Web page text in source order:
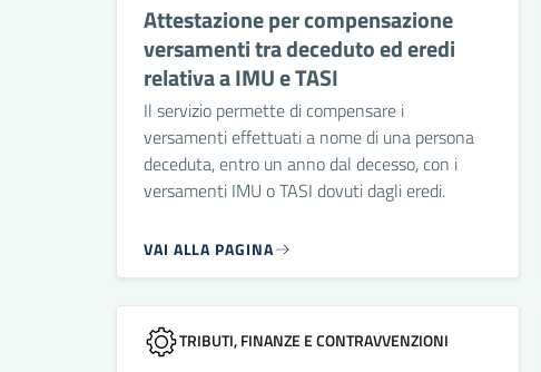
Attestazione per compensazione
versamenti tra deceduto ed eredi
relativa a IMU e TASI
Il servizio permette di compensare i
versamenti effettuati a nome di una persona
deceduta, entro un anno dal decesso, con i
versamenti IMU o TASI dovuti dagli eredi.
VAI ALLA PAGINA
TRIBUTI, FINANZE E CONTRAVVENZIONI